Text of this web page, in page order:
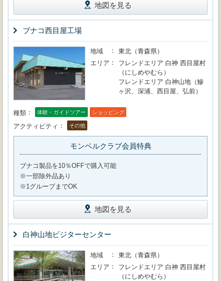
地図を見る
ブナコ西目屋工場
地域
東北（青森県）
エリア
フレンドエリア 白神 西目屋村
（にしめやむら）
フレンドエリア 白神山地（鰺
ヶ沢、深浦、西目屋、弘前）
種類 体験・ガイドツアー ショッピング
アクティビティ その他
モンベルクラブ会員特典
ブナコ製品を10％OFFで購入可能
※一部除外品あり
※1グループまでOK
地図を見る
白神山地ビジターセンター
地域
東北（青森県）
エリア
フレンドエリア 白神 西目屋村
（にしめやむら）